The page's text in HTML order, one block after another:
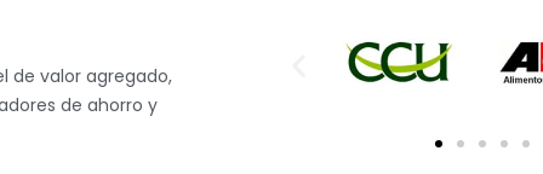
de valor agregado,
de ahorro y